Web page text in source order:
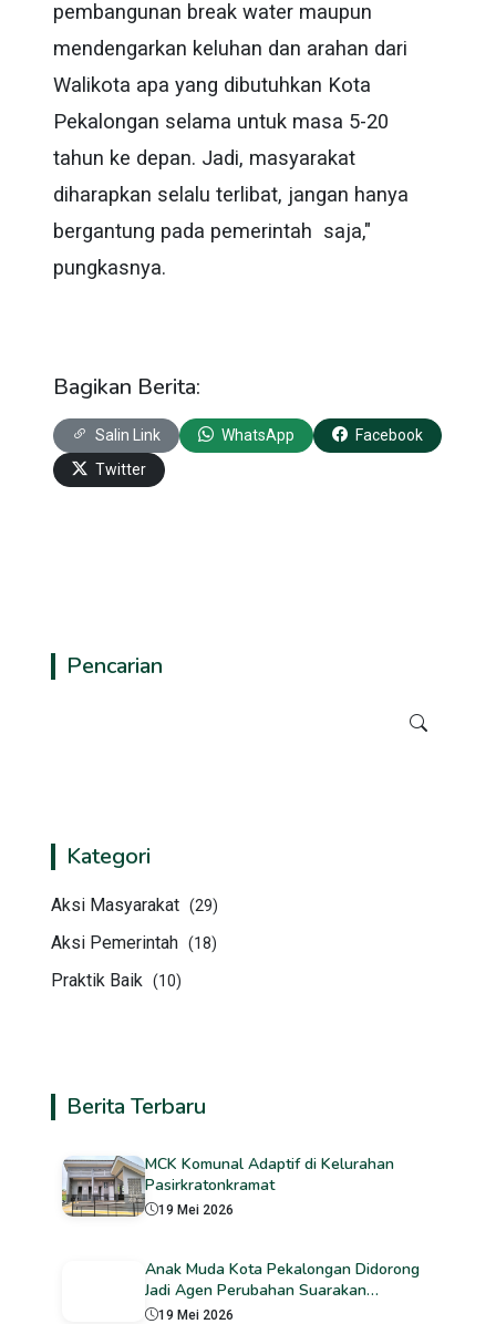
pembangunan break water maupun
mendengarkan keluhan dan arahan dari
Walikota apa yang dibutuhkan Kota
Pekalongan selama untuk masa 5-20
tahun ke depan. Jadi, masyarakat
diharapkan selalu terlibat, jangan hanya
bergantung pada pemerintah saja,"
pungkasnya.
Bagikan Berita:
Salin Link WhatsApp
Facebook
Twitter
Pencarian
Kategori
Aksi Masyarakat (29)
Aksi Pemerintah (18)
Praktik Baik (10)
Berita Terbaru
MCK Komunal Adaptif di Kelurahan
Pasirkratonkramat
19 Mei 2026
Anak Muda Kota Pekalongan Didorong
Jadi Agen Perubahan Suarakan
Penanganan Perubahan Iklim
19 Mei 2026